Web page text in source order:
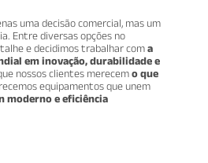
uma decisão comercial, mas um
Entre diversas opções no
e decidimos trabalhar coma
em inovação, durabilidade e
nossos clientes merecemo que
equipamentos que unem
moderno e eficiência